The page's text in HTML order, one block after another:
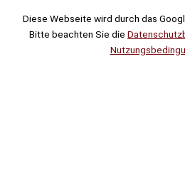
Diese Webseite wird durch das
Bitte beachten Sie die